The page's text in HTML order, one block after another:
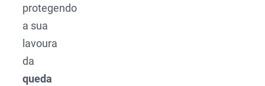
protegendo
a sua
lavoura
da
queda